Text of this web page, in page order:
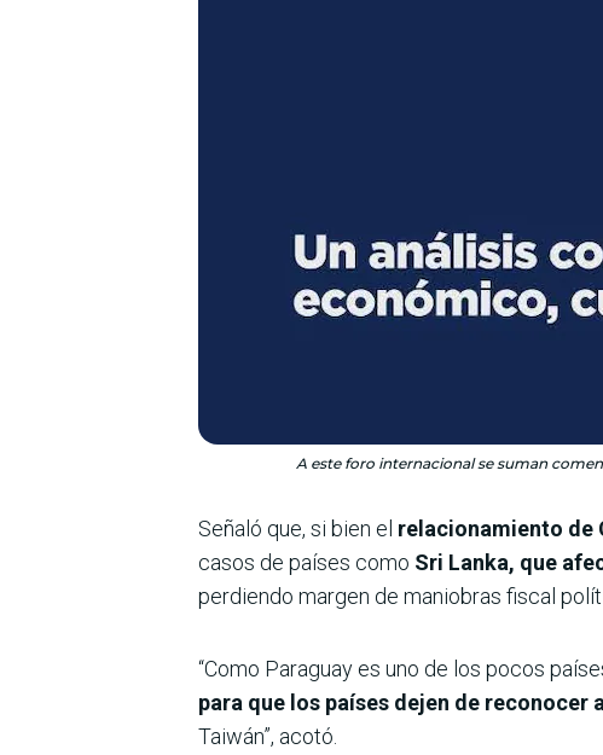
A este foro internacional se suman
Señaló que, si bien el relacionamiento de
casos de países como Sri Lanka, que
perdiendo margen de maniobras fiscal
“Como Paraguay es uno de los pocos
para que los países dejen de reconocer
Taiwán”, acotó.